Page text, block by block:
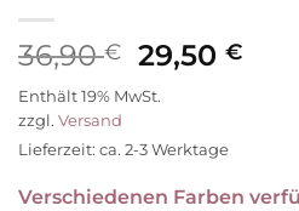
36,90€
Preis
war:
36,90 €
29,50€
Enthält 19% MwSt.
zzgl. Versand
Lieferzeit: ca. 2-3 Werktage
Verschiedenen Farben